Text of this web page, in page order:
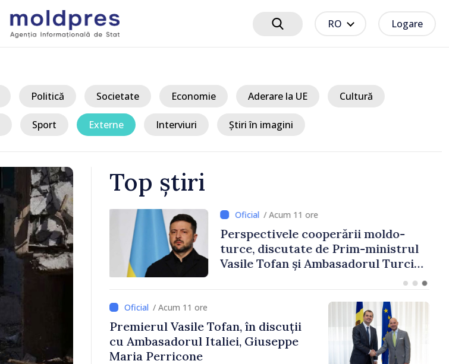
RO Logare
Politică Societate Economie Aderare la UE Cultură
Sport Externe Interviuri Știri în imagini
Top știri
/ Acum 11 ore
Perspectivele cooperării moldo-
turce, discutate de Prim-ministrul
Vasile Tofan și Ambasadorul Turciei,
Uygar Mustafa Sertel
/ Acum 11 ore
Premierul Vasile Tofan, în discuții
cu Ambasadorul Italiei, Giuseppe
Maria Perricone